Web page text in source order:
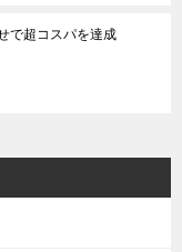
で超コスパを達成